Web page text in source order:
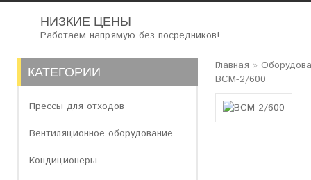
НИЗКИЕ ЦЕНЫ
Работаем напрямую без посредников!
КАТЕГОРИИ
Прессы для отходов
Вентиляционное оборудование
Кондиционеры
Главная »
ВСМ-2/600